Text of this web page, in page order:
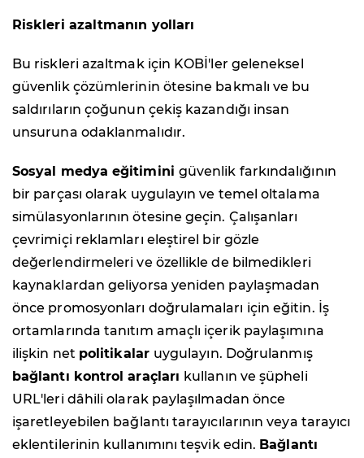
Riskleri azaltmanın yolları
Bu riskleri azaltmak için KOBİ'ler geleneksel
güvenlik çözümlerinin ötesine bakmalı ve bu
saldırıların çoğunun çekiş kazandığı insan
unsuruna odaklanmalıdır.
Sosyal medya eğitimini güvenlik farkındalığının
bir parçası olarak uygulayın ve temel oltalama
simülasyonlarının ötesine geçin. Çalışanları
çevrimiçi reklamları eleştirel bir gözle
değerlendirmeleri ve özellikle de bilmedikleri
kaynaklardan geliyorsa yeniden paylaşmadan
önce promosyonları doğrulamaları için eğitin. İş
ortamlarında tanıtım amaçlı içerik paylaşımına
ilişkin net politikalar uygulayın. Doğrulanmış
bağlantı kontrol araçları kullanın ve şüpheli
URL'leri dâhili olarak paylaşılmadan önce
işaretleyebilen bağlantı tarayıcılarının veya tarayıcı
eklentilerinin kullanımını teşvik edin. Bağlantı